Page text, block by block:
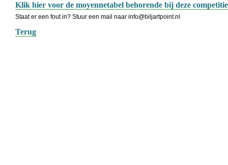
Klik hier voor de moyennetabel behorende bij deze
Staat er een fout in? Stuur een mail naar info@biljartpoint.nl
Terug